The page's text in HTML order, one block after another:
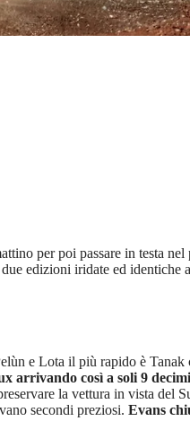
per poi passare in testa
edizioni iridate ed
e Lota il più rapido è
arrivando così a soli 9
la vettura in vista del
secondi preziosi. Evans